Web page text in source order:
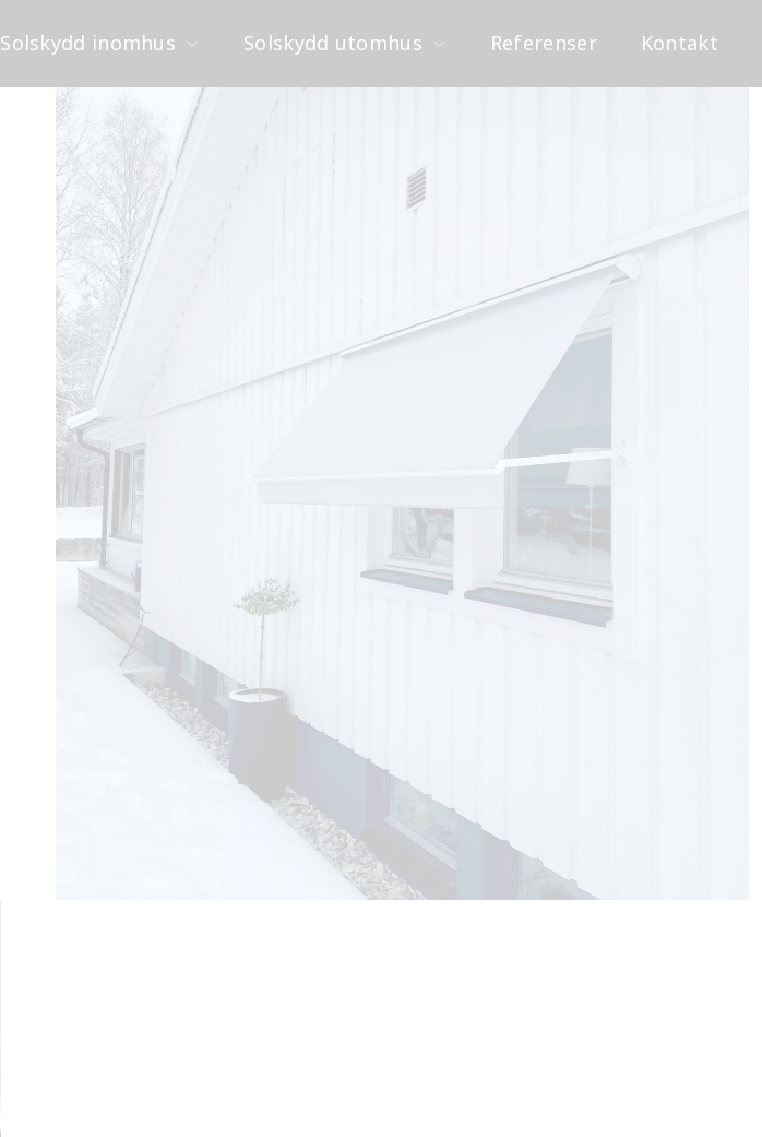
Solskydd inomhus Solskydd utomhus Referenser Kontakt